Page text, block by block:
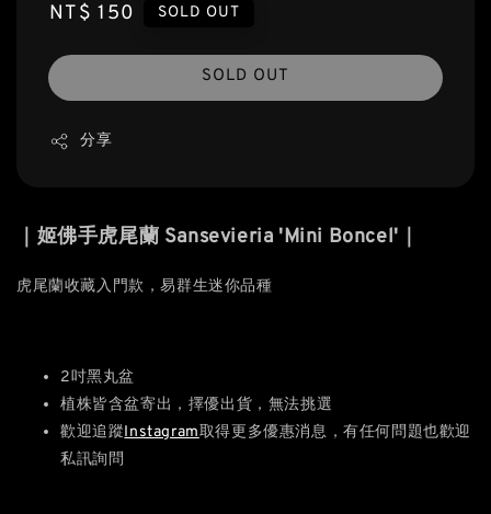
Regular
NT$ 150 SOLD OUT
SOLD OUT
分享
｜姬佛手虎尾蘭 Sansevieria 'Mini Boncel'｜
虎尾蘭收藏入門款，易群生迷你品種
2吋黑丸盆
植株皆含盆寄出，擇優出貨，無法挑選
歡迎追蹤Instagram取得更多優惠消息，有任何問題也歡迎
私訊詢問